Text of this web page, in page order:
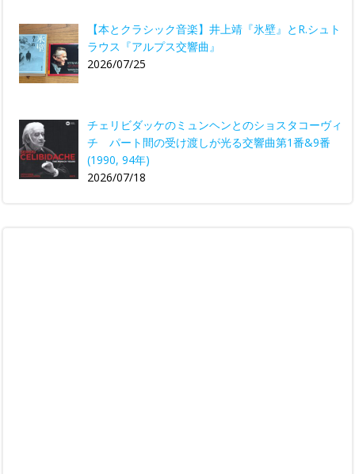
【本とクラシック音楽】井上靖『氷壁』とR.シュト
ラウス『アルプス交響曲』
2026/07/25
チェリビダッケのミュンヘンとのショスタコーヴィ
チ パート間の受け渡しが光る交響曲第1番&9番
(1990, 94年)
2026/07/18